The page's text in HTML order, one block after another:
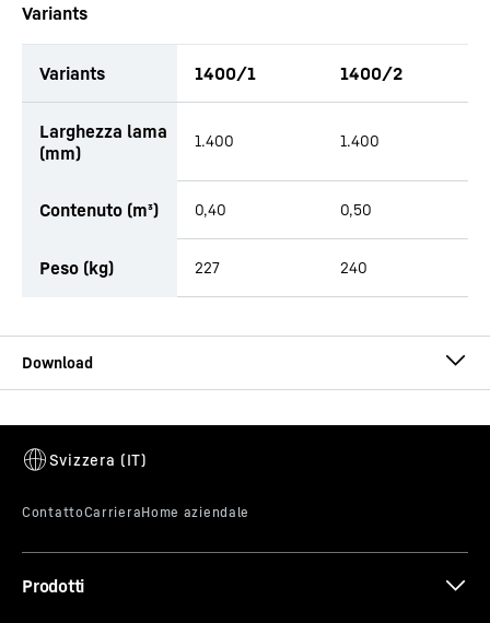
Variants
Variants 1400/1 1400/2
Larghezza lama
(mm)
1.400 1.400
Contenuto (m³) 0,40 0,50
Peso (kg) 227 240
Prodotti